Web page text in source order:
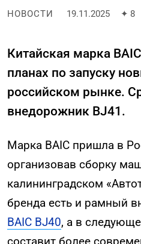
НОВОСТИ 19.11.2025 ✦ 8
Китайская марка
планах по запуску
российском рынке.
внедорожник BJ41.
Марка BAIC пришла в
организовав сборку
калининградском
бренда есть и рамный
BAIC BJ40, а в